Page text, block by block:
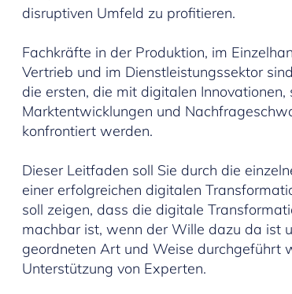
disruptiven Umfeld zu profitieren.
Fachkräfte in der Produktion, im
Vertrieb und im Dienstleistungssektor
die ersten, die mit digitalen Innovationen,
Marktentwicklungen und
konfrontiert werden.
Dieser Leitfaden soll Sie durch die
einer erfolgreichen digitalen
soll zeigen, dass die digitale
machbar ist, wenn der Wille dazu da ist
geordneten Art und Weise durchgeführt
Unterstützung von Experten.